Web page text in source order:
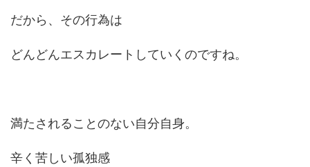
だから、その行為は
どんどんエスカレートしていくのですね。
満たされることのない自分自身。
辛く苦しい孤独感